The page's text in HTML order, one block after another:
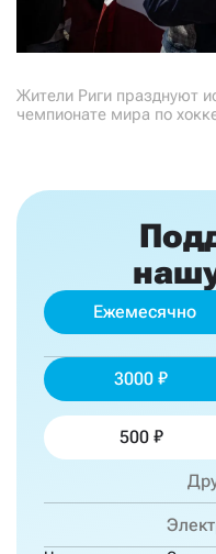
Жители Риги празднуют
чемпионате мира по
Ежемесячно
3000
500